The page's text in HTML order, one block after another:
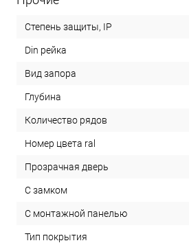
Степень защиты, IP
Din рейка
Вид запора
Глубина
Количество рядов
Номер цвета ral
Прозрачная дверь
С замком
С монтажной панелью
Тип покрытия